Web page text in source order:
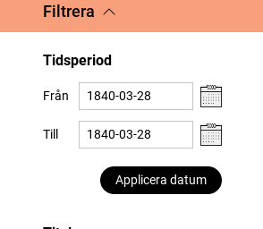
Filtrera
Tidsperiod
Från
Till
Applicera datum